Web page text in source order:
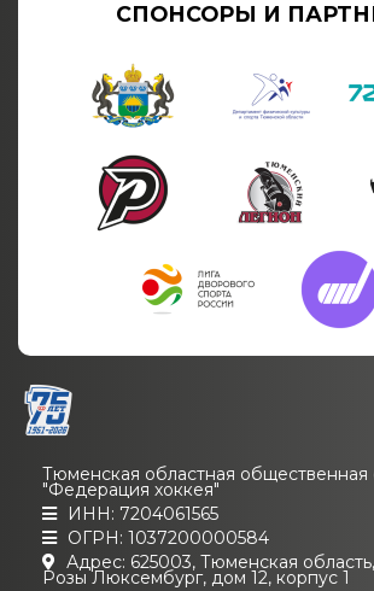
СПОНСОРЫ И
Тюменская областная общественная
"Федерация хоккея"
ИНН: 7204061565
ОГРН: 1037200000584
Адрес: 625003, Тюменская
Розы Люксембург, дом 12, корпус 1